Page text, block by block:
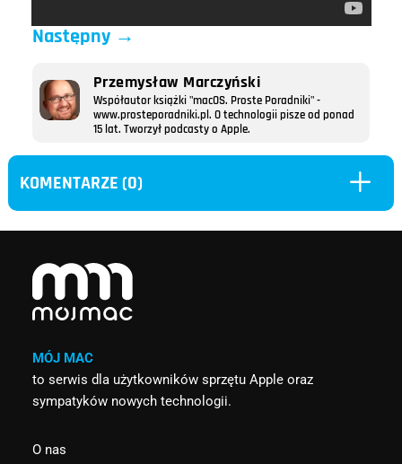
Następny→
Przemysław Marczyński
Współautor książki "macOS. Proste Poradniki" -
www.prosteporadniki.pl. O technologii pisze od ponad
15 lat. Tworzył podcasty o Apple.
KOMENTARZE (0) L
MÓJ MAC
to serwis dla użytkowników sprzętu Apple oraz
sympatyków nowych technologii.
O nas